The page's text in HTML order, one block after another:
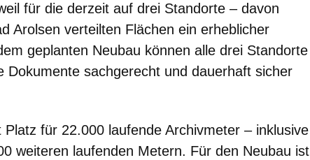
für die derzeit auf drei Standorte – davon
Arolsen verteilten Flächen ein erheblicher
geplanten Neubau können alle drei Standorte
Dokumente sachgerecht und dauerhaft sicher
für 22.000 laufende Archivmeter – inklusive
weiteren laufenden Metern. Für den Neubau ist